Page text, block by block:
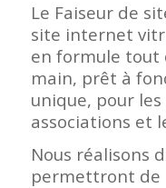
Le Faiseur de
site internet
en formule tout
main, prêt à
unique, pour
associations et
Nous réalisons
permettront de